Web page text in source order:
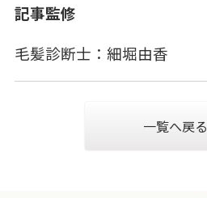
記事監修
毛髪診断士：細堀由香
一覧へ戻る